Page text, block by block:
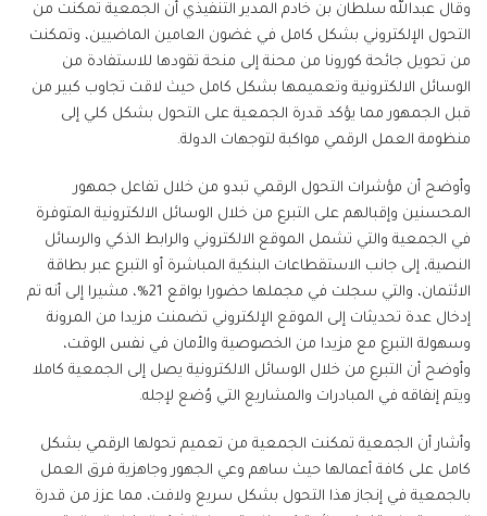
وقال عبدالله سلطان بن خادم المدير التنفيذي أن الجمعية تمكنت من
التحول الإلكتروني بشكل كامل في غضون العامين الماضيين، وتمكنت
من تحويل جائحة كورونا من محنة إلى منحة تقودها للاستفادة من
الوسائل الالكترونية وتعميمها بشكل كامل حيث لاقت تجاوب كبير من
قبل الجمهور مما يؤكد قدرة الجمعية على التحول بشكل كلي إلى
منظومة العمل الرقمي مواكبة لتوجهات الدولة.
وأوضح أن مؤشرات التحول الرقمي تبدو من خلال تفاعل جمهور
المحسنين وإقبالهم على التبرع من خلال الوسائل الالكترونية المتوفرة
في الجمعية والتي تشمل الموقع الالكتروني والرابط الذكي والرسائل
النصية، إلى جانب الاستقطاعات البنكية المباشرة أو التبرع عبر بطاقة
الائتمان، والتي سجلت في مجملها حضورا بواقع 21%، مشيرا إلى أنه تم
إدخال عدة تحديثات إلى الموقع الإلكتروني تضمنت مزيدا من المرونة
وسهولة التبرع مع مزيدا من الخصوصية والأمان في نفس الوقت،
وأوضح أن التبرع من خلال الوسائل الالكترونية يصل إلى الجمعية كاملا
ويتم إنفاقه في المبادرات والمشاريع التي وُضع لإجله.
وأشار أن الجمعية تمكنت الجمعية من تعميم تحولها الرقمي بشكل
كامل على كافة أعمالها حيث ساهم وعي الجهور وجاهزية فرق العمل
بالجمعية في إنجاز هذا التحول بشكل سريع ولافت، مما عزز من قدرة